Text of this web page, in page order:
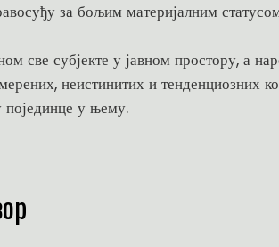
за бољим материјалним
све субјекте у јавном простору, а
неистинитих и тенденциозних
појединце у њему.